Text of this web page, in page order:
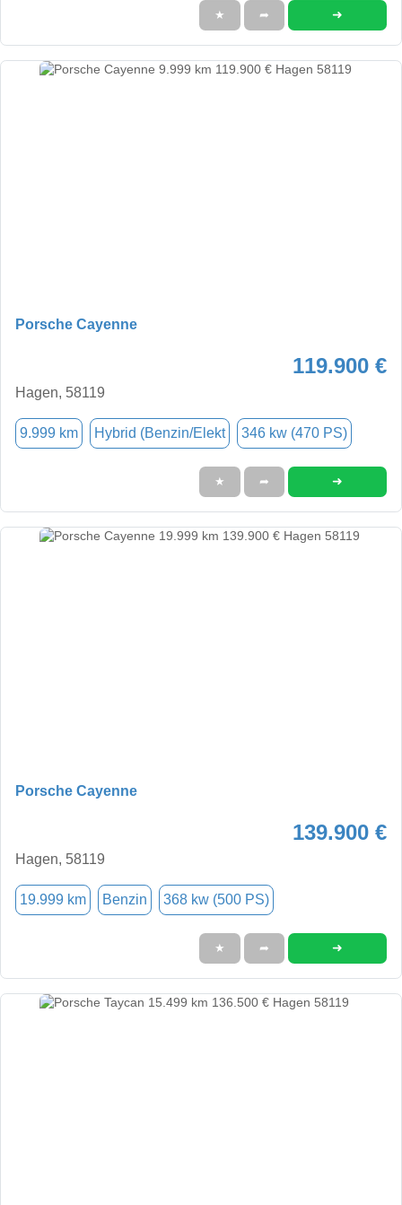
★ ➦ ➜
Porsche Cayenne
119.900 €
Hagen, 58119
9.999 km Hybrid (Benzin/Elekt 346 kw (470 PS)
★ ➦ ➜
Porsche Cayenne
139.900 €
Hagen, 58119
19.999 km Benzin 368 kw (500 PS)
★ ➦ ➜